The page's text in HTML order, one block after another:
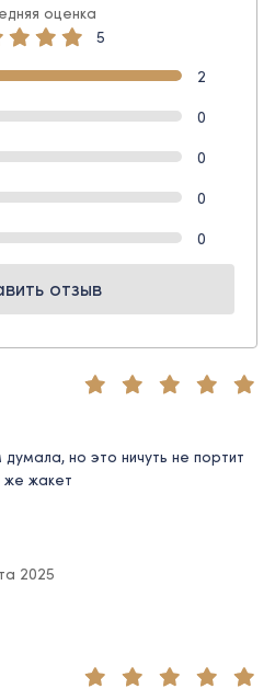
оценка
5
2
0
0
0
0
отзыв
но это ничуть не портит
же жакет
2025